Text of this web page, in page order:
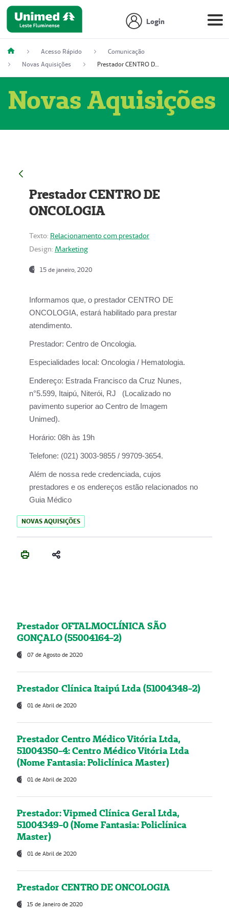
Login
Acesso Rápido
Comunicação
Novas Aquisições
Prestador CENTRO DE ONCOLOGIA
Novas Aquisições
Prestador CENTRO DE
ONCOLOGIA
Texto: Relacionamento com prestador
Design: Marketing
15 de janeiro, 2020
Informamos que, o prestador CENTRO DE
ONCOLOGIA, estará habilitado para prestar
atendimento.
Prestador: Centro de Oncologia.
Especialidades local: Oncologia / Hematologia.
Endereço: Estrada Francisco da Cruz Nunes,
n°5.599, Itaipú, Niterói, RJ (Localizado no
pavimento superior ao Centro de Imagem
Unimed).
Horário: 08h às 19h
Telefone: (021) 3003-9855 / 99709-3654.
Além de nossa rede credenciada, cujos
prestadores e os endereços estão relacionados no
Guia Médico
NOVAS AQUISIÇÕES
Prestador OFTALMOCLÍNICA SÃO
GONÇALO (55004164-2)
07 de Agosto de 2020
Prestador Clínica Itaipú Ltda (51004348-2)
01 de Abril de 2020
Prestador Centro Médico Vitória Ltda,
51004350-4: Centro Médico Vitória Ltda
(Nome Fantasia: Policlínica Master)
01 de Abril de 2020
Prestador: Vipmed Clínica Geral Ltda,
51004349-0 (Nome Fantasia: Policlínica
Master)
01 de Abril de 2020
Prestador CENTRO DE ONCOLOGIA
15 de Janeiro de 2020